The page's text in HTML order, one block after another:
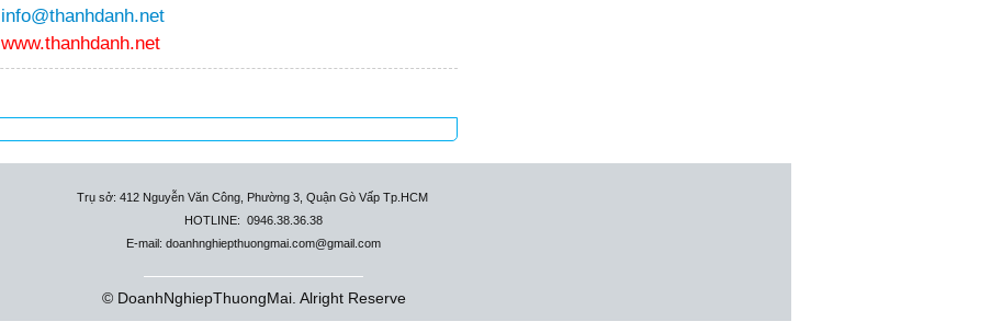
info@thanhdanh.net
www.thanhdanh.net
Trụ sở: 412 Nguyễn Văn Công, Phường 3, Quận Gò Vấp Tp.HCM
HOTLINE: 0946.38.36.38
E-mail: doanhnghiepthuongmai.com@gmail.com
© DoanhNghiepThuongMai. Alright Reserve